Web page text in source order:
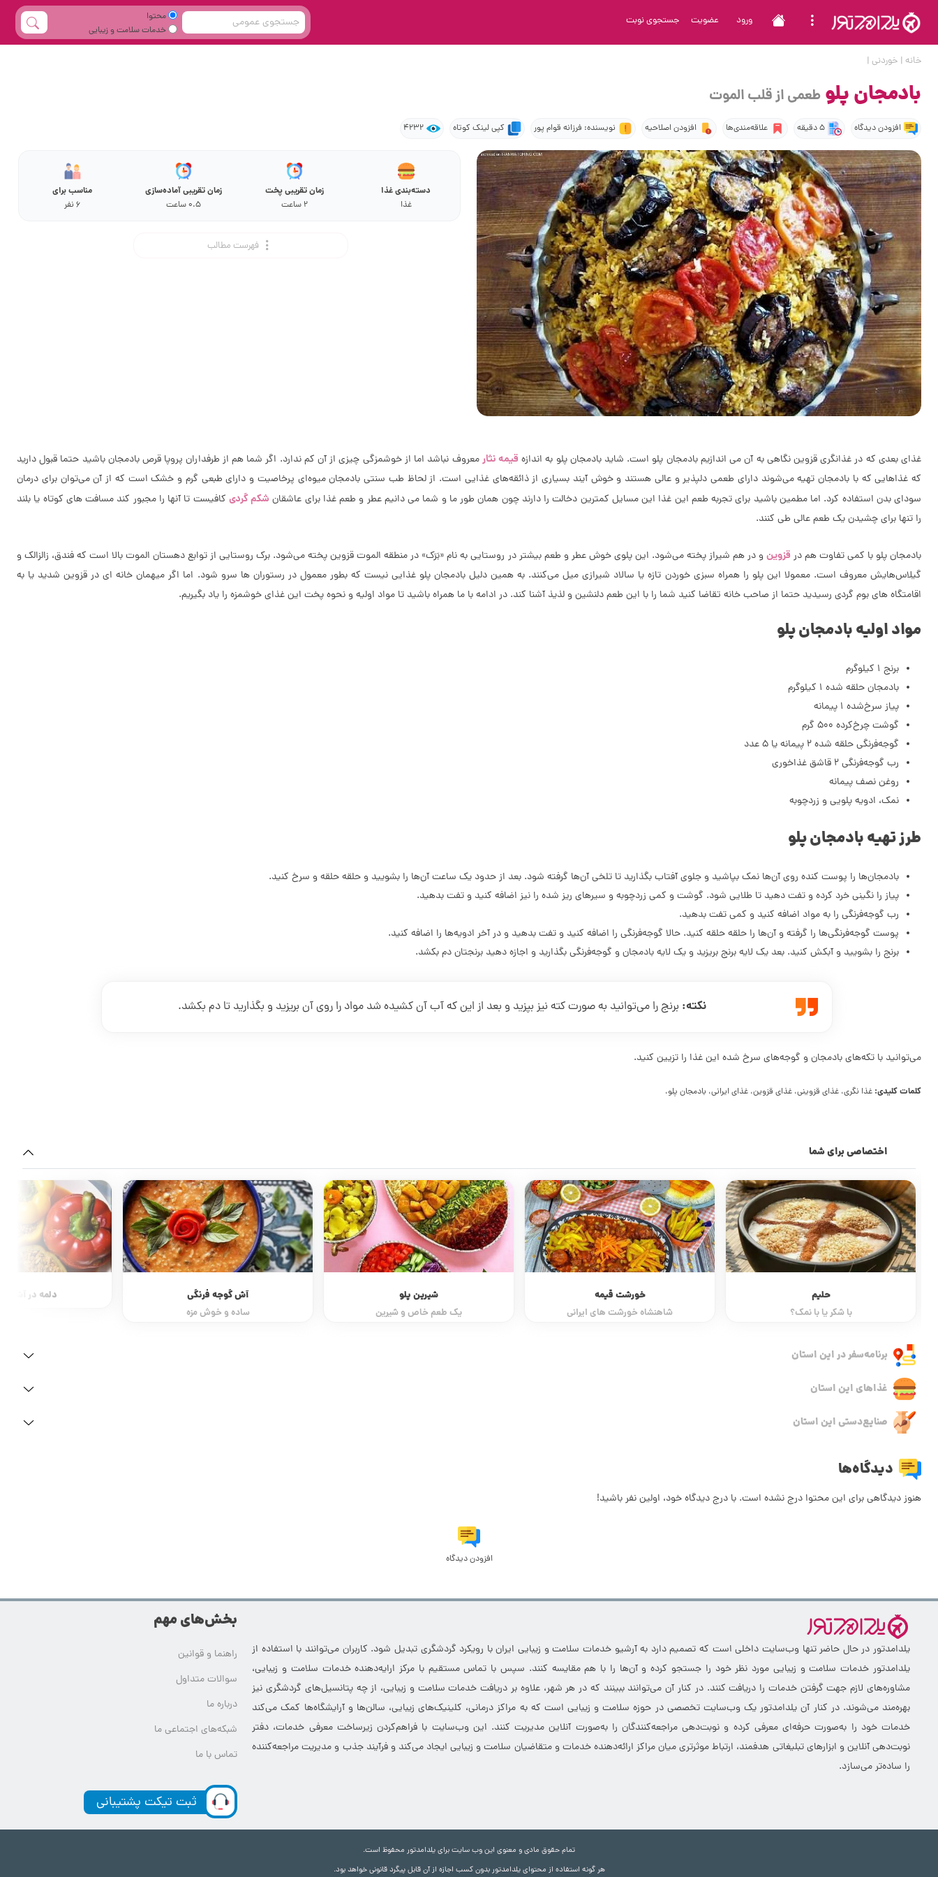
ورود عضویت جستجوی نوبت
محتوا
خدمات سلامت و زیبایی
خانه | خوردنی |
بادمجان پلو طعمی از قلب الموت
افزودن دیدگاه 5 دقیقه علاقه‌مندی‌ها افزودن اصلاحیه نویسنده: فرزانه قوام پور کپی لینک کوتاه 4232
دسته‌بندی غذا
غذا
زمان تقریبی پخت
2 ساعت
زمان تقریبی آماده‌سازی
0.5 ساعت
مناسب برای
6 نفر
فهرست مطالب
غذای بعدی که در غذانگری قزوین نگاهی به آن می اندازیم بادمجان پلو است. شاید بادمجان پلو به اندازه قیمه نثارمعروف نباشد اما از خوشمزگی چیزی از آن کم ندارد. اگر شما هم از طرفداران پروپا قرص بادمجان باشید حتما قبول دارید
که غذاهایی که با بادمجان تهیه می‌شوند دارای طعمی دلپذیر و عالی هستند و خوش آیند بسیاری از ذائقه‌های غذایی است. از لحاظ طب سنتی بادمجان میوه‌ای پرخاصیت و دارای طبعی گرم و خشک است که از آن می‌توان برای درمان
سودای بدن استفاده کرد. اما مطمین باشید برای تجربه طعم این غذا این مسایل کمترین دخالت را دارند چون همان طور ما و شما می دانیم عطر و طعم غذا برای عاشقان شکم گردی کافیست تا آنها را مجبور کند مسافت های کوتاه یا بلند
را تنها برای چشیدن یک طعم عالی طی کنند.
بادمجان پلو با کمی تفاوت هم در قزوینو در هم شیراز پخته می‌شود. این پلوی خوش عطر و طعم بیشتر در روستایی به نام «بَرَک» در منطقه الموت قزوین پخته می‌شود. برک روستایی از توابع دهستان الموت بالا است که فندق، زالزالک و
گیلاس‌هایش معروف است. معمولا این پلو را همراه سبزی خوردن تازه یا سالاد شیرازی میل می‌کنند. به همین دلیل بادمجان پلو غذایی نیست که بطور معمول در رستوران ها سرو شود. اما اگر میهمان خانه ای در قزوین شدید یا به
اقامتگاه های بوم گردی رسیدید حتما از صاحب خانه تقاضا کنید شما را با این طعم دلنشین و لذیذ آشنا کند. در ادامه با ما همراه باشید تا مواد اولیه و نحوه پخت این غذای خوشمزه را یاد بگیریم.
مواد اولیه بادمجان پلو
برنج 1 کیلوگرم
بادمجان حلقه شده 1 کیلوگرم
پیاز سرخ‌شده 1 پیمانه
گوشت چرخ‌کرده 500 گرم
گوجه‌فرنگی حلقه شده 2 پیمانه یا 5 عدد
رب گوجه‌فرنگی 2 قاشق غذاخوری
روغن نصف پیمانه
نمک، ادویه پلویی و زردچوبه
طرز تهیه بادمجان پلو
بادمجان‌ها را پوست کنده روی آن‌ها نمک بپاشید و جلوی آفتاب بگذارید تا تلخی آن‌ها گرفته شود. بعد از حدود یک ساعت آن‌ها را بشویید و حلقه حلقه و سرخ کنید.
پیاز را نگینی خرد کرده و تفت دهید تا طلایی شود. گوشت و کمی زردچوبه و سیرهای ریز شده را نیز اضافه کنید و تفت بدهید.
رب گوجه‌فرنگی را به مواد اضافه کنید و کمی تفت بدهید.
پوست گوجه‌فرنگی‌ها را گرفته و آن‌ها را حلقه حلقه کنید. حالا گوجه‌فرنگی را اضافه کنید و تفت بدهید و در آخر ادویه‌ها را اضافه کنید.
برنج را بشویید و آبکش کنید. بعد یک لایه برنج بریزید و یک لایه بادمجان و گوجه‌فرنگی بگذارید و اجازه دهید برنجتان دم بکشد.
نکته: برنج را می‌توانید به صورت کته نیز بپزید و بعد از این که آب آن کشیده شد مواد را روی آن بریزید و بگذارید تا دم بکشد.
می‌توانید با تکه‌های بادمجان و گوجه‌های سرخ شده این غذا را تزیین کنید.
کلمات کلیدی: غذا نگری، غذای قزوینی، غذای قزوین، غذای ایرانی، بادمجان پلو،
اختصاصی برای شما
حلیم
با شکر یا با نمک؟
خورشت قیمه
شاهنشاه خورشت های ایرانی
شیرین پلو
یک طعم خاص و شیرین
آش گوجه فرنگی
ساده و خوش مزه
دلمه در آشپزی
برنامه‌سفر‌ در این استان
غذاهای این استان
صنایع‌دستی این استان
دیدگاه‌ها
هنوز دیدگاهی برای این محتوا درج نشده است. با درج دیدگاه خود، اولین نفر باشید!
افزودن دیدگاه
یلدامدتور در حال حاضر تنها وب‌سایت داخلی است که تصمیم دارد به آرشیو خدمات سلامت و زیبایی ایران با رویکرد گردشگری تبدیل شود. کاربران می‌توانند با استفاده از
یلدامدتور خدمات سلامت و زیبایی مورد نظر خود را جستجو کرده و آن‌ها را با هم مقایسه کنند. سپس با تماس مستقیم با مرکز ارایه‌دهنده خدمات سلامت و زیبایی،
مشاوره‌های لازم جهت گرفتن خدمات را دریافت کنند. در کنار آن می‌توانند ببینند که در هر شهر، علاوه بر دریافت خدمات سلامت و زیبایی، از چه پتانسیل‌های گردشگری نیز
بهره‌مند می‌شوند. در کنار آن یلدامدتور یک وب‌سایت تخصصی در حوزه سلامت و زیبایی است که به مراکز درمانی، کلینیک‌های زیبایی، سالن‌ها و آرایشگاه‌ها کمک می‌کند
خدمات خود را به‌صورت حرفه‌ای معرفی کرده و نوبت‌دهی مراجعه‌کنندگان را به‌صورت آنلاین مدیریت کنند. این وب‌سایت با فراهم‌کردن زیرساخت معرفی خدمات، دفتر
نوبت‌دهی آنلاین و ابزارهای تبلیغاتی هدفمند، ارتباط موثرتری میان مراکز ارائه‌دهنده خدمات و متقاضیان سلامت و زیبایی ایجاد می‌کند و فرآیند جذب و مدیریت مراجعه‌کننده
را ساده‌تر می‌سازد.
بخش‌های مهم
راهنما و قوانین
سوالات متداول
درباره ما
شبکه‌های اجتماعی ما
تماس با ما
ثبت تیکت پشتیبانی
تمام حقوق مادی و معنوی این وب سایت برای یلدامدتور محفوظ است.
هر گونه استفاده از محتوای یلدامدتور بدون کسب اجازه از آن قابل پیگرد قانونی خواهد بود.